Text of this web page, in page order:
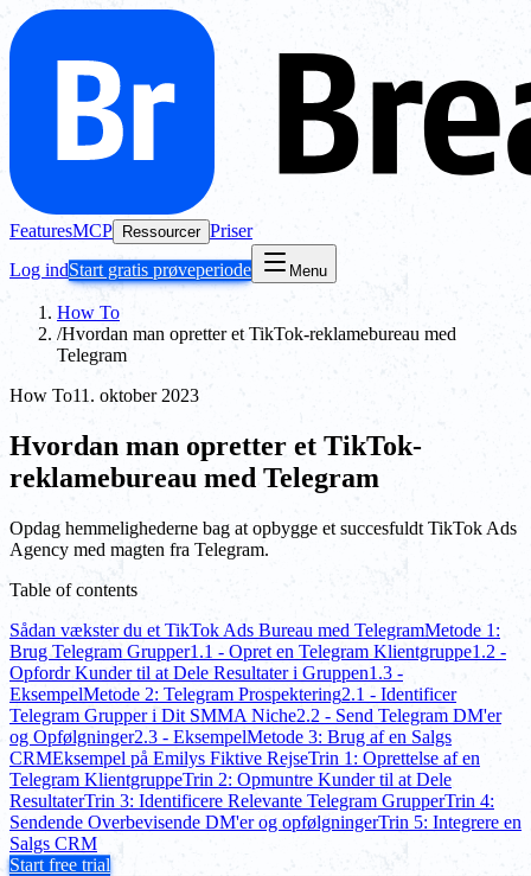
FeaturesMCP Ressourcer Priser
Log indStart gratis prøveperiode Menu
How To
/Hvordan man opretter et TikTok-reklamebureau med
Telegram
How To11. oktober 2023
Hvordan man opretter et TikTok-
reklamebureau med Telegram
Opdag hemmelighederne bag at opbygge et succesfuldt TikTok Ads
Agency med magten fra Telegram.
Table of contents
Sådan vækster du et TikTok Ads Bureau med TelegramMetode 1:
Brug Telegram Grupper1.1 - Opret en Telegram Klientgruppe1.2 -
Opfordr Kunder til at Dele Resultater i Gruppen1.3 -
EksempelMetode 2: Telegram Prospektering2.1 - Identificer
Telegram Grupper i Dit SMMA Niche2.2 - Send Telegram DM'er
og Opfølgninger2.3 - EksempelMetode 3: Brug af en Salgs
CRMEksempel på Emilys Fiktive RejseTrin 1: Oprettelse af en
Telegram KlientgruppeTrin 2: Opmuntre Kunder til at Dele
ResultaterTrin 3: Identificere Relevante Telegram GrupperTrin 4:
Sendende Overbevisende DM'er og opfølgningerTrin 5: Integrere en
Salgs CRM
Start free trial